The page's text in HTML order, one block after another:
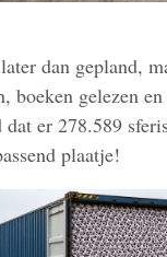
dan gepland,
boeken gelezen
er 278.589
plaatje!